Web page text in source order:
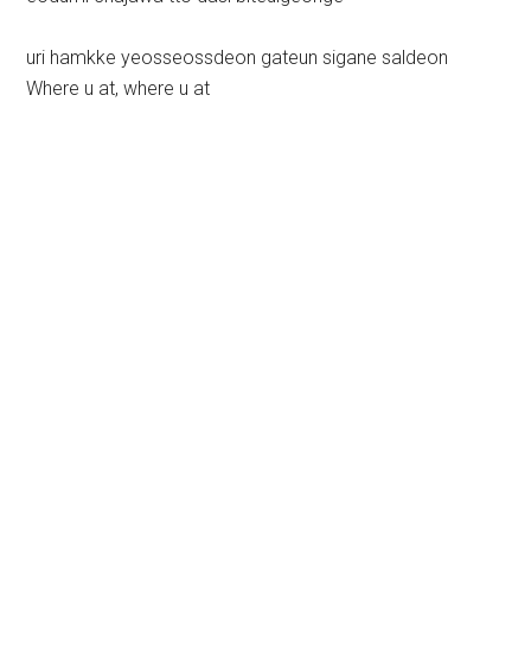
uri hamkke yeosseossdeon gateun sigane saldeon
Where u at, where u at